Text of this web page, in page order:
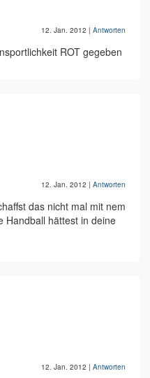
12. Jan. 2012 | Antworten
ROT gegeben
12. Jan. 2012 | Antworten
das nicht mal mit nem
Handball hättest in deine
12. Jan. 2012 | Antworten